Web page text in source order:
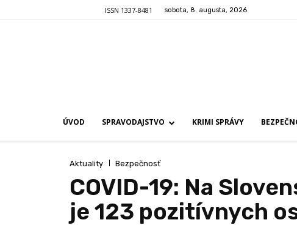
ISSN 1337-8481 sobota, 8. augusta, 2026
ÚVOD SPRAVODAJSTVO KRIMI SPRÁVY
Aktuality Bezpečnosť
COVID-19: Na
je 123 pozitívnych